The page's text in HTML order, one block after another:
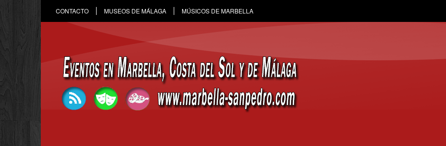
CONTACTO MUSEOS DE MÁLAGA MÚSICOS DE MARBELLA